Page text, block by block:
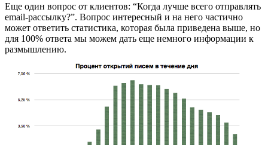
Еще один вопрос от клиентов: “Когда лучше всего отправлять
email-рассылку?”. Вопрос интересный и на него частично
может ответить статистика, которая была приведена выше, но
для 100% ответа мы можем дать еще немного информации к
размышлению.